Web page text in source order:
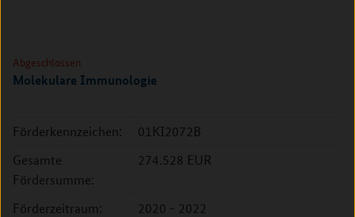
Abgeschlossen
Molekulare Immunologie
Förderkennzeichen:
01KI2072B
Gesamte
Fördersumme:
274.528 EUR
Förderzeitraum:
2020 - 2022